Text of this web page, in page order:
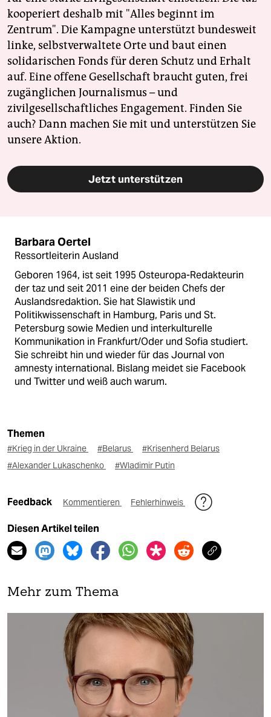
kooperiert deshalb mit "Alles beginnt im
Zentrum". Die Kampagne unterstützt bundesweit
linke, selbstverwaltete Orte und baut einen
solidarischen Fonds für deren Schutz und Erhalt
auf. Eine offene Gesellschaft braucht guten, frei
zugänglichen Journalismus – und
zivilgesellschaftliches Engagement. Finden Sie
auch? Dann machen Sie mit und unterstützen Sie
unsere Aktion.
Jetzt unterstützen
Barbara Oertel
Ressortleiterin Ausland
Geboren 1964, ist seit 1995 Osteuropa-Redakteurin
der taz und seit 2011 eine der beiden Chefs der
Auslandsredaktion. Sie hat Slawistik und
Politikwissenschaft in Hamburg, Paris und St.
Petersburg sowie Medien und interkulturelle
Kommunikation in Frankfurt/Oder und Sofia studiert.
Sie schreibt hin und wieder für das Journal von
amnesty international. Bislang meidet sie Facebook
und Twitter und weiß auch warum.
Themen
#Krieg in der Ukraine #Belarus
#Krisenherd Belarus
#Alexander Lukaschenko
#Wladimir Putin
Feedback Kommentieren Fehlerhinweis
Diesen Artikel teilen
Mehr zum Thema